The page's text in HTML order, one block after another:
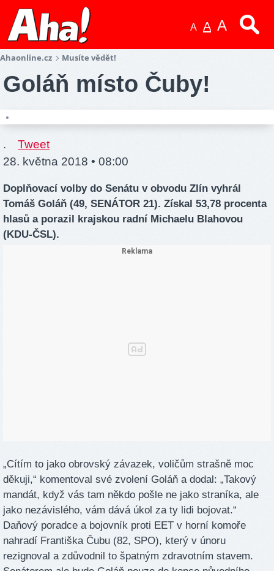
A A A
Ahaonline.cz Musíte vědět!
Goláň místo Čuby!
•
.
Tweet
28. května 2018 • 08:00
Doplňovací volby do Senátu v obvodu Zlín vyhrál
Tomáš Goláň (49, SENÁTOR 21). Získal 53,78 procenta
hlasů a porazil krajskou radní Michaelu Blahovou
(KDU-ČSL).
„Cítím to jako obrovský závazek, voličům strašně moc
děkuji,“ komentoval své zvolení Goláň a dodal: „Takový
mandát, když vás tam někdo pošle ne jako straníka, ale
jako nezávislého, vám dává úkol za ty lidi bojovat.“
Daňový poradce a bojovník proti EET v horní komoře
nahradí Františka Čubu (82, SPO), který v únoru
rezignoval a zdůvodnil to špatným zdravotním stavem.